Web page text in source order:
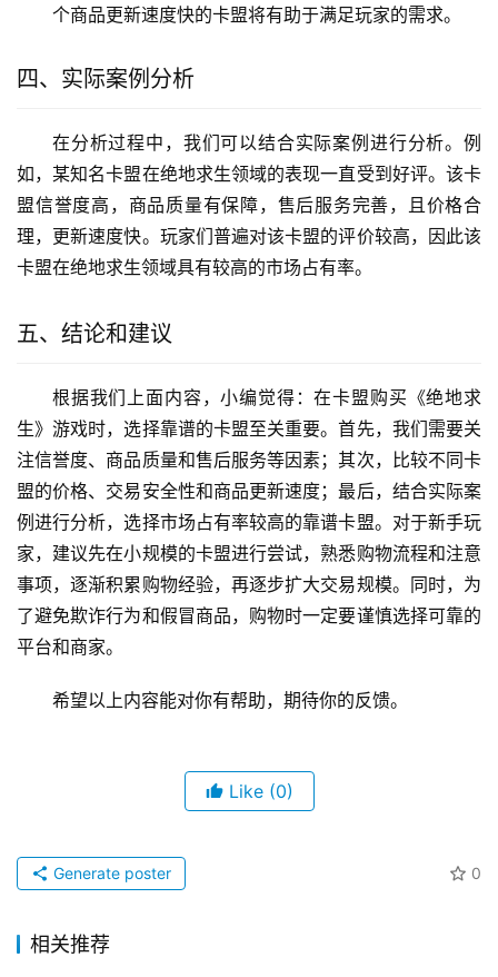
个商品更新速度快的卡盟将有助于满足玩家的需求。
四、实际案例分析
在分析过程中，我们可以结合实际案例进行分析。例
如，某知名卡盟在绝地求生领域的表现一直受到好评。该卡
盟信誉度高，商品质量有保障，售后服务完善，且价格合
理，更新速度快。玩家们普遍对该卡盟的评价较高，因此该
卡盟在绝地求生领域具有较高的市场占有率。
五、结论和建议
根据我们上面内容，小编觉得：在卡盟购买《绝地求
生》游戏时，选择靠谱的卡盟至关重要。首先，我们需要关
注信誉度、商品质量和售后服务等因素；其次，比较不同卡
盟的价格、交易安全性和商品更新速度；最后，结合实际案
例进行分析，选择市场占有率较高的靠谱卡盟。对于新手玩
家，建议先在小规模的卡盟进行尝试，熟悉购物流程和注意
事项，逐渐积累购物经验，再逐步扩大交易规模。同时，为
了避免欺诈行为和假冒商品，购物时一定要谨慎选择可靠的
平台和商家。
希望以上内容能对你有帮助，期待你的反馈。
Like (0)
0
Generate poster
相关推荐